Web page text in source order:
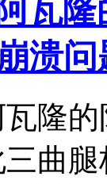
瓦
溃问
瓦隆
曲